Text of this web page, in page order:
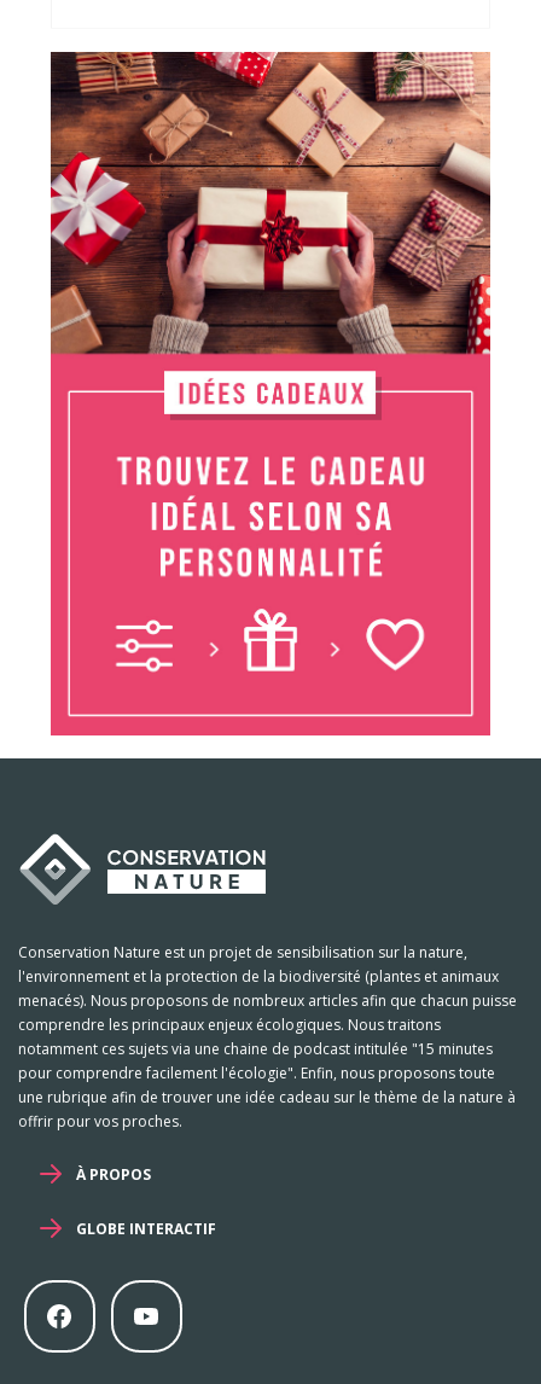
Conservation Nature est un projet de sensibilisation sur la nature,
l'environnement et la protection de la biodiversité (plantes et animaux
menacés). Nous proposons de nombreux articles afin que chacun puisse
comprendre les principaux enjeux écologiques. Nous traitons
notamment ces sujets via une chaine de podcast intitulée "15 minutes
pour comprendre facilement l'écologie". Enfin, nous proposons toute
une rubrique afin de trouver une idée cadeau sur le thème de la nature à
offrir pour vos proches.
À PROPOS
GLOBE INTERACTIF